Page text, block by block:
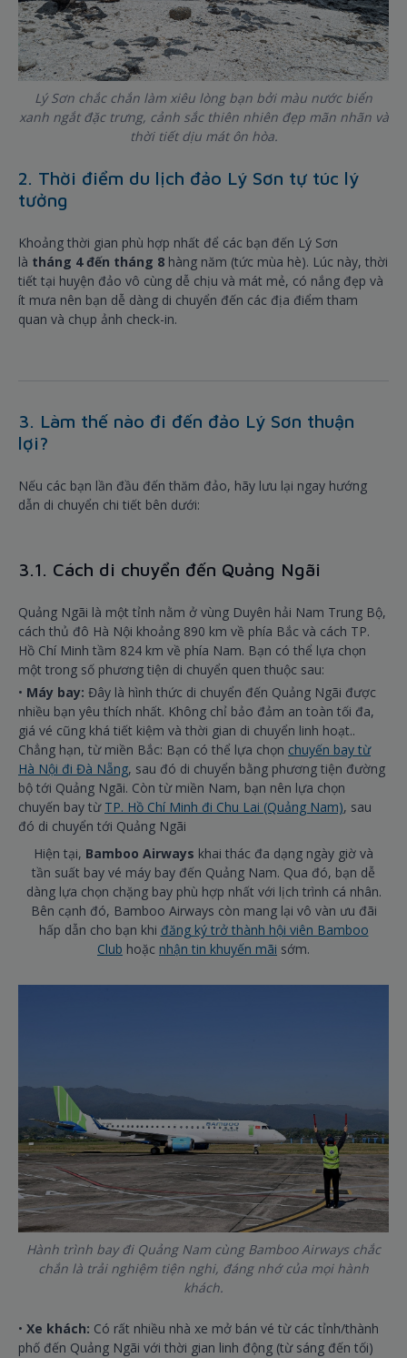
Lý Sơn chắc chắn làm xiêu lòng bạn bởi màu nước biển
xanh ngắt đặc trưng, cảnh sắc thiên nhiên đẹp mãn nhãn và
thời tiết dịu mát ôn hòa.
2. Thời điểm du lịch đảo Lý Sơn tự túc lý
tưởng
Khoảng thời gian phù hợp nhất để các bạn đến Lý Sơn
là tháng 4 đến tháng 8 hàng năm (tức mùa hè). Lúc này, thời
tiết tại huyện đảo vô cùng dễ chịu và mát mẻ, có nắng đẹp và
ít mưa nên bạn dễ dàng di chuyển đến các địa điểm tham
quan và chụp ảnh check-in.
3. Làm thế nào đi đến đảo Lý Sơn thuận
lợi?
Nếu các bạn lần đầu đến thăm đảo, hãy lưu lại ngay hướng
dẫn di chuyển chi tiết bên dưới:
3.1. Cách di chuyển đến Quảng Ngãi
Quảng Ngãi là một tỉnh nằm ở vùng Duyên hải Nam Trung Bộ,
cách thủ đô Hà Nội khoảng 890 km về phía Bắc và cách TP.
Hồ Chí Minh tầm 824 km về phía Nam. Bạn có thể lựa chọn
một trong số phương tiện di chuyển quen thuộc sau:
• Máy bay: Đây là hình thức di chuyển đến Quảng Ngãi được
nhiều bạn yêu thích nhất. Không chỉ bảo đảm an toàn tối đa,
giá vé cũng khá tiết kiệm và thời gian di chuyển linh hoạt..
Chẳng hạn, từ miền Bắc: Bạn có thể lựa chọn chuyến bay từ
Hà Nội đi Đà Nẵng, sau đó di chuyển bằng phương tiện đường
bộ tới Quảng Ngãi. Còn từ miền Nam, bạn nên lựa chọn
chuyến bay từ TP. Hồ Chí Minh đi Chu Lai (Quảng Nam), sau
đó di chuyển tới Quảng Ngãi
Hiện tại, Bamboo Airways khai thác đa dạng ngày giờ và
tần suất bay vé máy bay đến Quảng Nam. Qua đó, bạn dễ
dàng lựa chọn chặng bay phù hợp nhất với lịch trình cá nhân.
Bên cạnh đó, Bamboo Airways còn mang lại vô vàn ưu đãi
hấp dẫn cho bạn khi đăng ký trở thành hội viên Bamboo
Club hoặc nhận tin khuyến mãi sớm.
Hành trình bay đi Quảng Nam cùng Bamboo Airways chắc
chắn là trải nghiệm tiện nghi, đáng nhớ của mọi hành
khách.
• Xe khách: Có rất nhiều nhà xe mở bán vé từ các tỉnh/thành
phố đến Quảng Ngãi với thời gian linh động (từ sáng đến tối)